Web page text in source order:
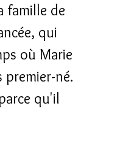
famille de
qui
où Marie
né.
qu'il